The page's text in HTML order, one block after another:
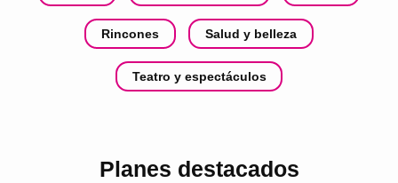
Rincones Salud y belleza
Teatro y espectáculos
Planes destacados